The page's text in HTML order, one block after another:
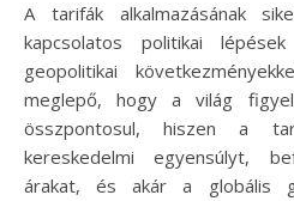
A tarifák alkalmazásának
kapcsolatos politikai
geopolitikai
meglepő, hogy a világ
összpontosul, hiszen a
kereskedelmi egyensúlyt,
árakat, és akár a globális